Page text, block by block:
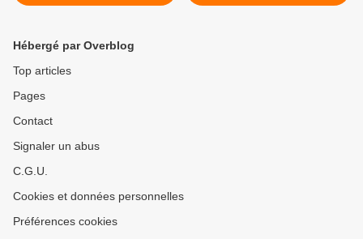
Hébergé par Overblog
Top articles
Pages
Contact
Signaler un abus
C.G.U.
Cookies et données personnelles
Préférences cookies